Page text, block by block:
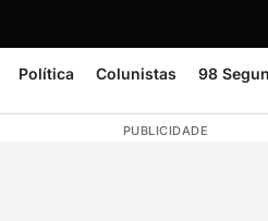
Política Colunistas 98
PUBLICIDADE